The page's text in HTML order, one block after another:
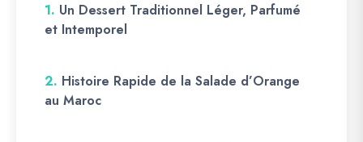
1. Un Dessert Traditionnel Léger, Parfumé
et Intemporel
2. Histoire Rapide de la Salade d’Orange
au Maroc